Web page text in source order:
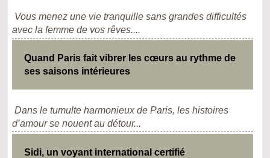
Vous menez une vie tranquille sans grandes difficultés
avec la femme de vos rêves....
Quand Paris fait vibrer les cœurs au rythme de
ses saisons intérieures
Dans le tumulte harmonieux de Paris, les histoires
d’amour se nouent au détour...
Sidi, un voyant international certifié